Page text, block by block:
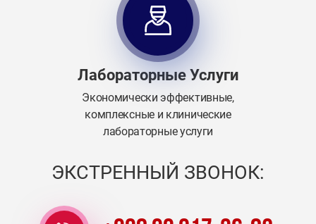
Лабораторные Услуги
Экономически эффективные,
комплексные и клинические
лабораторные услуги
ЭКСТРЕННЫЙ ЗВОНОК: